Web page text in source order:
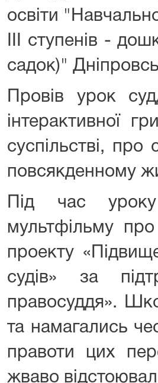
освіти
ІІІ ступенів -
садок)"
Провів урок
інтерактивної
суспільстві,
повсякденному
Під час уроку
мультфільму
проекту
судів» за
правосуддя».
та намагались
правоти цих
жваво